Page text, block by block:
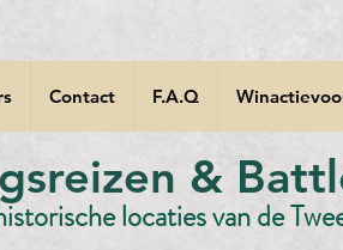
Contact F.A.Q
&
locaties van de